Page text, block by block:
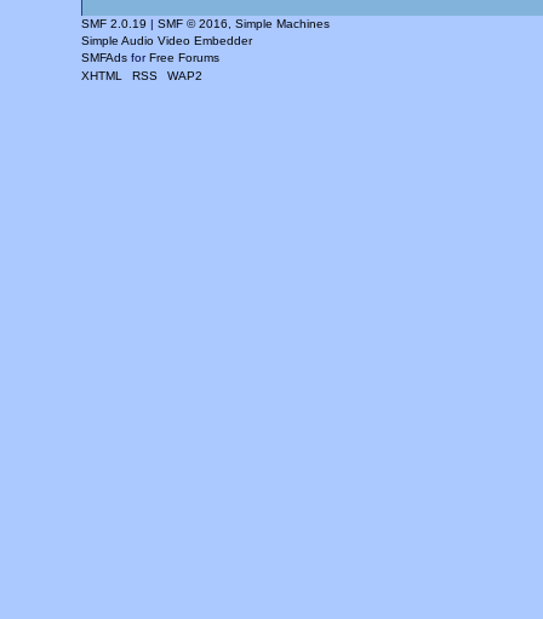
SMF 2.0.19 | SMF © 2016
Simple Machines
Simple Audio Video Embedder
SMFAds forFree Forums
XHTML
RSS WAP2